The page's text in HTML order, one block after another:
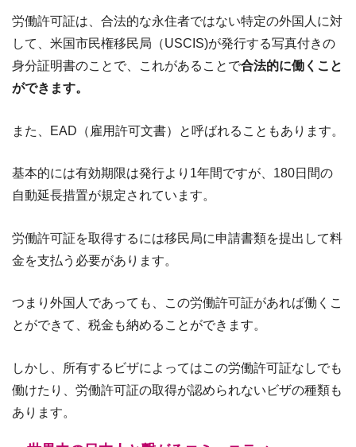
労働許可証は、合法的な永住者ではない特定の外国人に対
して、米国市民権移民局（USCIS)が発行する写真付きの
身分証明書のことで、これがあることで合法的に働くこと
ができます。
また、EAD（雇用許可文書）と呼ばれることもあります。
基本的には有効期限は発行より1年間ですが、180日間の
自動延長措置が規定されています。
労働許可証を取得するには移民局に申請書類を提出して料
金を支払う必要があります。
つまり外国人であっても、この労働許可証があれば働くこ
とができて、税金も納めることができます。
しかし、所有するビザによってはこの労働許可証なしでも
働けたり、労働許可証の取得が認められないビザの種類も
あります。